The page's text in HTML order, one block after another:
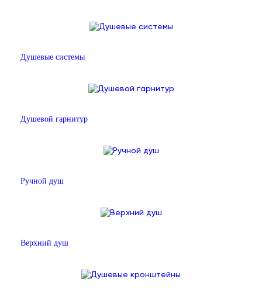
Душевые системы
Душевой гарнитур
Ручной душ
Верхний душ